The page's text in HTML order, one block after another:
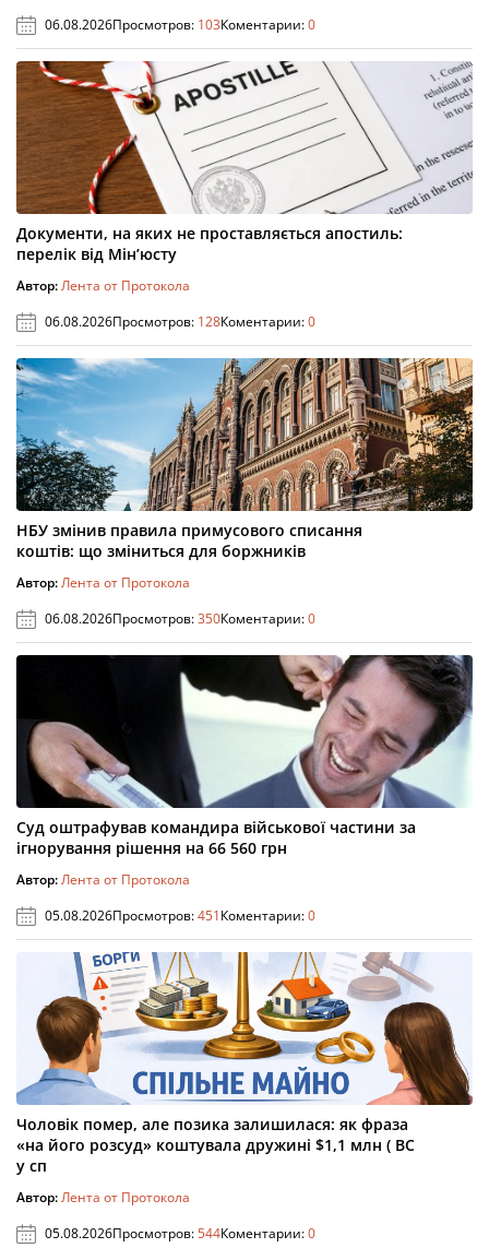
06.08.2026Просмотров: 103Коментарии:0
Документи, на яких не проставляється апостиль:
перелік від Мін’юсту
Автор:Лента от Протокола
06.08.2026Просмотров: 128Коментарии:0
НБУ змінив правила примусового списання
коштів: що зміниться для боржників
Автор:Лента от Протокола
06.08.2026Просмотров:350Коментарии:0
Суд оштрафував командира військової частини за
ігнорування рішення на 66 560 грн
Автор:Лента от Протокола
05.08.2026Просмотров:451Коментарии:0
Чоловік помер, але позика залишилася: як фраза
«на його розсуд» коштувала дружині $1,1 млн ( ВС
у сп
Автор:Лента от Протокола
05.08.2026Просмотров:544Коментарии:0